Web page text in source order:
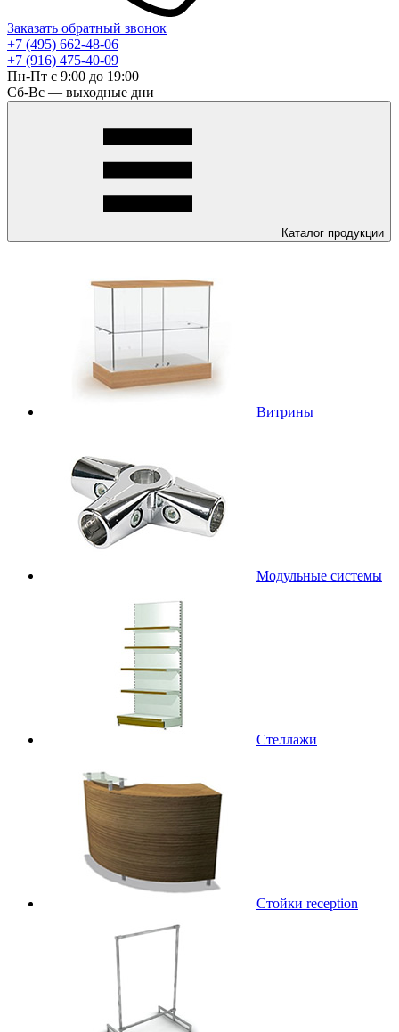
Заказать обратный звонок
+7 (495) 662-48-06
+7 (916) 475-40-09
Пн-Пт с 9:00 до 19:00
Сб-Вс — выходные дни
Каталог продукции
Витрины
Модульные системы
Стеллажи
Стойки reception